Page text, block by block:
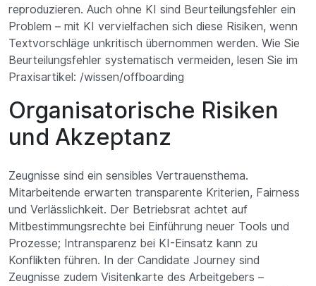
reproduzieren. Auch ohne KI sind Beurteilungsfehler ein
Problem – mit KI vervielfachen sich diese Risiken, wenn
Textvorschläge unkritisch übernommen werden. Wie Sie
Beurteilungsfehler systematisch vermeiden, lesen Sie im
Praxisartikel: /wissen/offboarding
Organisatorische Risiken
und Akzeptanz
Zeugnisse sind ein sensibles Vertrauensthema.
Mitarbeitende erwarten transparente Kriterien, Fairness
und Verlässlichkeit. Der Betriebsrat achtet auf
Mitbestimmungsrechte bei Einführung neuer Tools und
Prozesse; Intransparenz bei KI-Einsatz kann zu
Konflikten führen. In der Candidate Journey sind
Zeugnisse zudem Visitenkarte des Arbeitgebers –